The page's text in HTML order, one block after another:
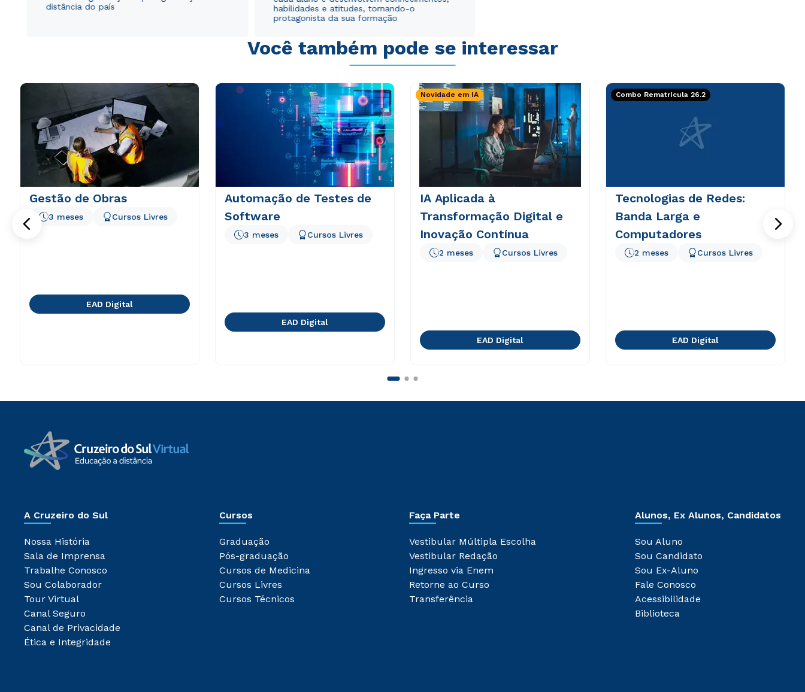
distância do país
habilidades e atitudes, tornando-o
protagonista da sua formação
Você também pode se interessar
Gestão de Obras
3 meses Cursos Livres
EAD Digital
Automação de Testes de
Software
3 meses Cursos Livres
EAD Digital
Novidade em IA
IA Aplicada à
Transformação Digital e
Inovação Contínua
2 meses Cursos Livres
EAD Digital
Combo Rematrícula 26.2
Tecnologias de Redes:
Banda Larga e
Computadores
2 meses Cursos Livres
EAD Digital
A Cruzeiro do Sul
Nossa História
Sala de Imprensa
Trabalhe Conosco
Sou Colaborador
Tour Virtual
Canal Seguro
Canal de Privacidade
Ética e Integridade
Cursos
Graduação
Pós-graduação
Cursos de Medicina
Cursos Livres
Cursos Técnicos
Faça Parte
Vestibular Múltipla Escolha
Vestibular Redação
Ingresso via Enem
Retorne ao Curso
Transferência
Alunos, Ex Alunos, Candidatos
Sou Aluno
Sou Candidato
Sou Ex-Aluno
Fale Conosco
Acessibilidade
Biblioteca
Estou de acordo com aPolítica de Privacidade.
autorizo que meus dados sejam utilizados para o
Estou de acordo com aPolítica de Privacidade.
autorizo que meus dados sejam utilizados para o